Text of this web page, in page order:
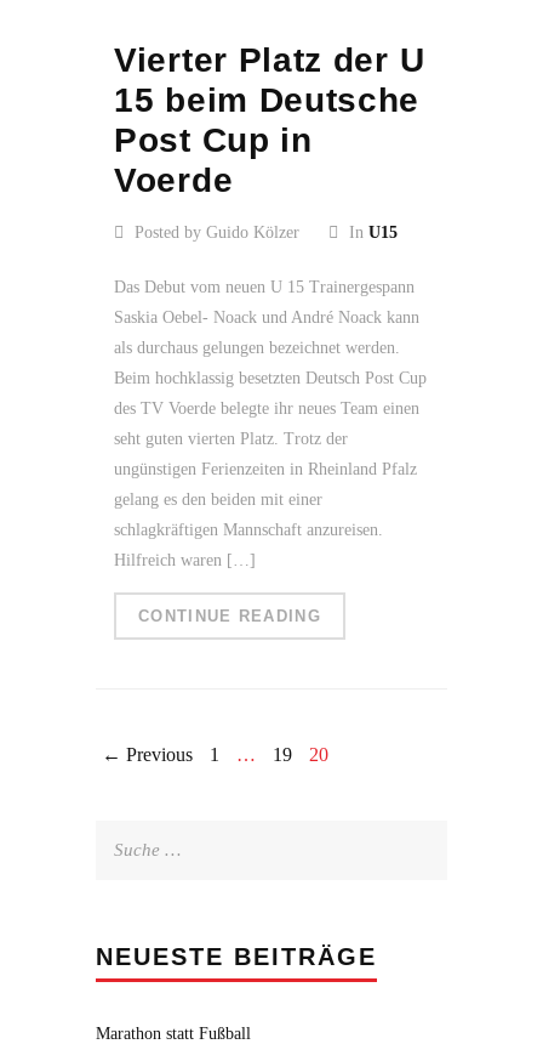
Vierter Platz der U
15 beim Deutsche
Post Cup in
Voerde
Posted by Guido Kölzer In U15
Das Debut vom neuen U 15 Trainergespann
Saskia Oebel- Noack und André Noack kann
als durchaus gelungen bezeichnet werden.
Beim hochklassig besetzten Deutsch Post Cup
des TV Voerde belegte ihr neues Team einen
seht guten vierten Platz. Trotz der
ungünstigen Ferienzeiten in Rheinland Pfalz
gelang es den beiden mit einer
schlagkräftigen Mannschaft anzureisen.
Hilfreich waren […]
CONTINUE READING
← Previous 1 … 19 20
NEUESTE BEITRÄGE
Marathon statt Fußball